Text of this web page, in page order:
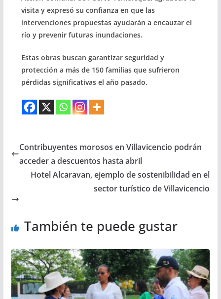
visita y expresó su confianza en que las
intervenciones propuestas ayudarán a encauzar el
río y prevenir futuras inundaciones.
Estas obras buscan garantizar seguridad y
protección a más de 150 familias que sufrieron
pérdidas significativas el año pasado.
Contribuyentes morosos en Villavicencio podrán
acceder a descuentos hasta abril
Hotel Alcaravan, ejemplo de sostenibilidad en el
sector turístico de Villavicencio
También te puede gustar